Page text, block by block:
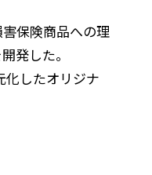
保険商品への理
発した。
化したオリジナ